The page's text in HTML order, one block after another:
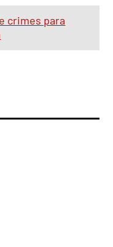
crimes para